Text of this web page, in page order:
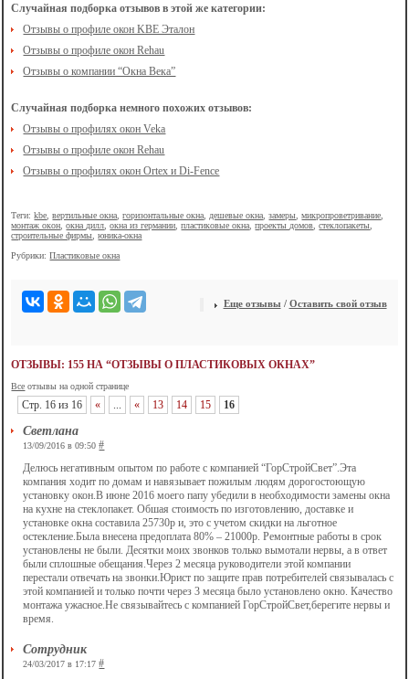
Случайная подборка отзывов в этой же категории:
Отзывы о профиле окон KBE Эталон
Отзывы о профиле окон Rehau
Отзывы о компании “Окна Века”
Случайная подборка немного похожих отзывов:
Отзывы о профилях окон Veka
Отзывы о профиле окон Rehau
Отзывы о профилях окон Ortex и Di-Fence
Теги:kbe,вертильные окна,горизонтальные окна,дешевые окна,замеры,микропроветривание,
монтаж окон,окна дилл,окна из германии,пластиковые окна,проекты домов,стеклопакеты,
строительные фирмы,юника-окна
Рубрики:Пластиковые окна
Еще отзывы / Оставить свой отзыв
ОТЗЫВЫ: 155 НА “ОТЗЫВЫ О ПЛАСТИКОВЫХ ОКНАХ”
Все отзывы на одной странице
Стр. 16 из 16 « ... « 13 14 15 16
Светлана
13/09/2016 в 09:50 #
Делюсь негативным опытом по работе с компанией “ГорСтройСвет”.Эта
компания ходит по домам и навязывает пожилым людям дорогостоющую
установку окон.В июне 2016 моего папу убедили в необходимости замены окна
на кухне на стеклопакет. Обшая стоимость по изготовлению, доставке и
установке окна составила 25730р и, это с учетом скидки на льготное
остекление.Была внесена предоплата 80% – 21000р. Ремонтные работы в срок
установлены не были. Десятки моих звонков только вымотали нервы, а в ответ
были сплошные обещания.Через 2 месяца руководители этой компании
перестали отвечать на звонки.Юрист по защите прав потребителей связывалась с
этой компанией и только почти через 3 месяца было установлено окно. Качество
монтажа ужасное.Не связывайтесь с компанией ГорСтройСвет,берегите нервы и
время.
Сотрудник
24/03/2017 в 17:17 #